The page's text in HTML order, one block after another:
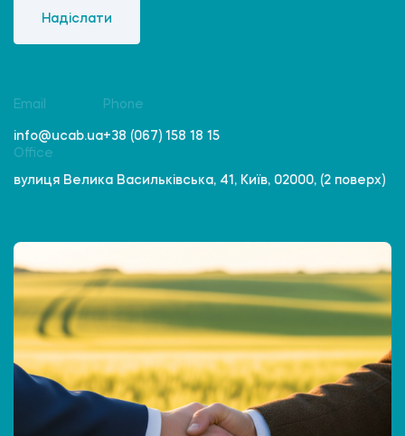
Надіслати
Email
info@ucab.ua
Phone
+38 (067) 158 18 15
Office
вулиця Велика Васильківська, 41, Київ, 02000, (2 поверх)